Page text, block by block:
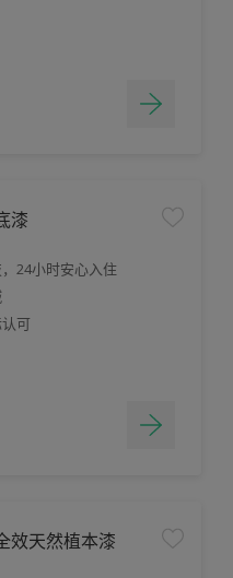
漆
24小时安心入住
可
效天然植本漆